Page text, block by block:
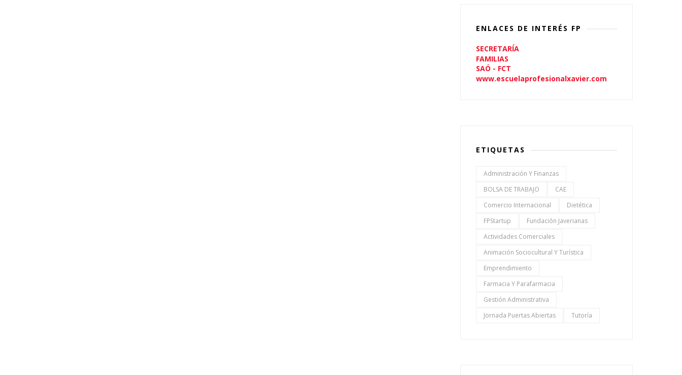
ENLACES DE INTERÉS FP
SECRETARÍA
FAMILIAS
SAÓ - FCT
www.escuelaprofesionalxavier.com
ETIQUETAS
Administración Y Finanzas
BOLSA DE TRABAJO
CAE
Comercio Internacional
Dietética
FPStartup
Fundación Javerianas
Actividades Comerciales
Animación Sociocultural Y Turística
Emprendimiento
Farmacia Y Parafarmacia
Gestión Administrativa
Jornada Puertas Abiertas
Tutoría